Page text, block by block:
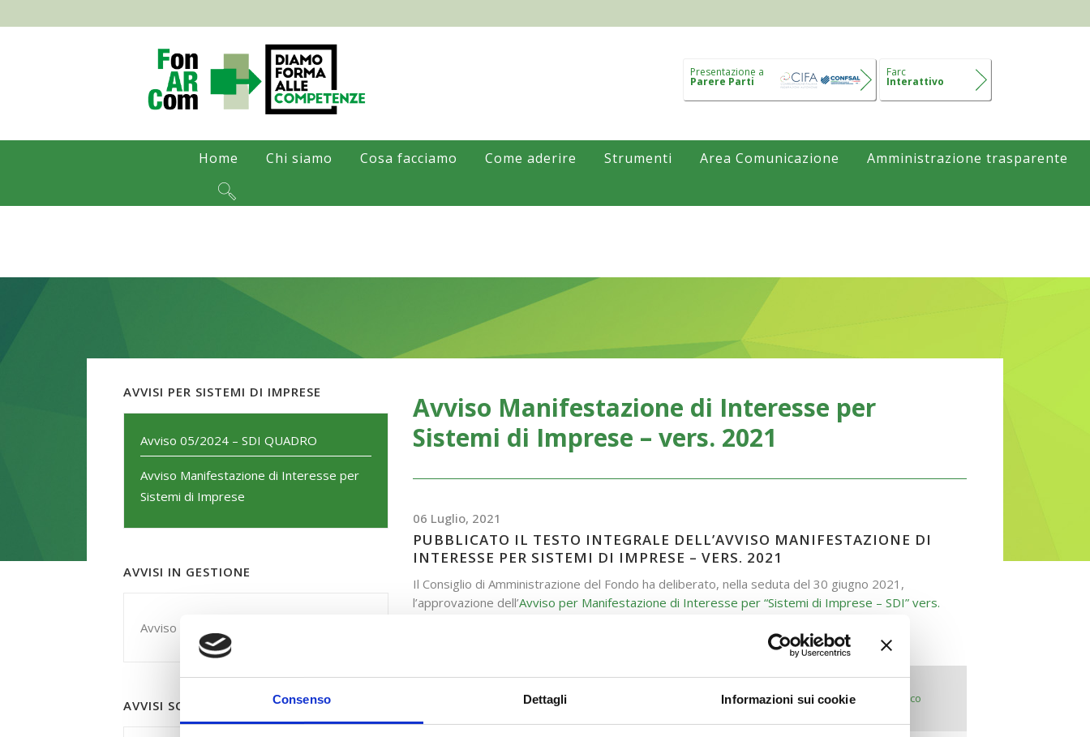
Consenso Dettagli Informazioni sui cookie
Presentazione a
Parere Parti
Farc
Interattivo
Home Chi siamo Cosa facciamo Come aderire Strumenti Area Comunicazione Amministrazione trasparente
AVVISI PER SISTEMI DI IMPRESE
Avviso 05/2024 – SDI QUADRO
Avviso Manifestazione di Interesse per
Sistemi di Imprese
AVVISI IN GESTIONE
Avviso 05/2021 – SDI
AVVISI SCADUTI
Avviso Manifestazione di Interesse per
Sistemi di Imprese – vers. 2021
06 Luglio, 2021
PUBBLICATO IL TESTO INTEGRALE DELL’AVVISO MANIFESTAZIONE DI
INTERESSE PER SISTEMI DI IMPRESE – VERS. 2021
Il Consiglio di Amministrazione del Fondo ha deliberato, nella seduta del 30 giugno 2021,
l’approvazione dell’Avviso per Manifestazione di Interesse per “Sistemi di Imprese – SDI” vers.
Interesse, unitamente al Documento Programmatico